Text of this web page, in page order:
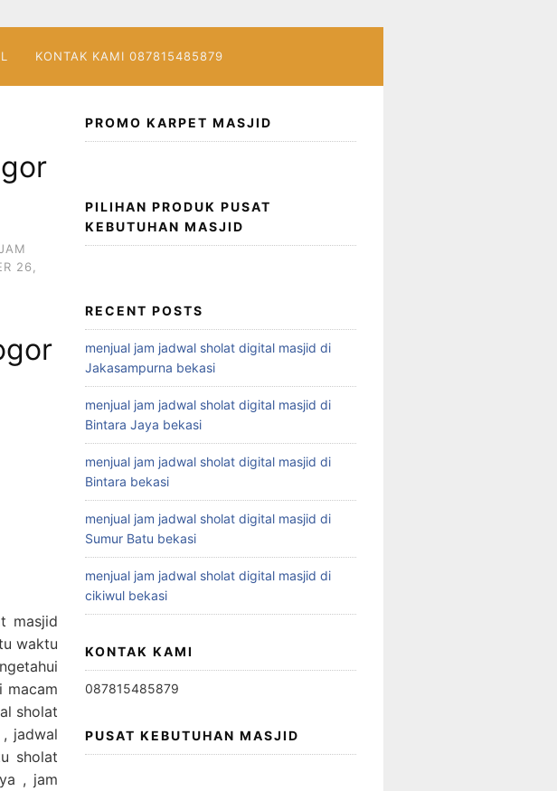
KONTAK KAMI 087815485879
26,
masjid
waktu
macam
sholat
jadwal
sholat
, jam
PROMO KARPET MASJID
PILIHAN PRODUK PUSAT
KEBUTUHAN MASJID
RECENT POSTS
menjual jam jadwal sholat digital masjid di
Jakasampurna bekasi
menjual jam jadwal sholat digital masjid di
Bintara Jaya bekasi
menjual jam jadwal sholat digital masjid di
Bintara bekasi
menjual jam jadwal sholat digital masjid di
Sumur Batu bekasi
menjual jam jadwal sholat digital masjid di
cikiwul bekasi
KONTAK KAMI
087815485879
PUSAT KEBUTUHAN MASJID